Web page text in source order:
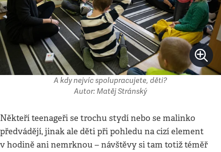
A kdy nejvíc spolupracujete, děti?
Autor: Matěj Stránský
Někteří teenageři se trochu stydí nebo se malinko
předvádějí, jinak ale děti při pohledu na cizí element
v hodině ani nemrknou – návštěvy si tam totiž téměř